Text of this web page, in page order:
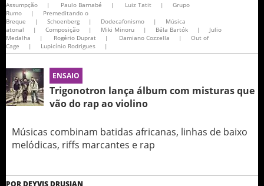
Assumpção
| Paulo Barnabé | Luiz Tatit |
Grupo
Rumo
|
Premeditando o
Breque
| Schoenberg | Dodecafonismo |
Música
atonal
| Composição | Miki Minoru | Béla Bartók |
Julio
Medalha
| Rogério Duprat | Damiano Cozzella |
Out of
Cage
| Lupicínio Rodrigues​ |
ENSAIO
Trigonotron lança álbum com misturas que
vão do rap ao violino
Músicas combinam batidas africanas, linhas de baixo
melódicas, riffs marcantes e rap
POR DEYVIS DRUSIAN